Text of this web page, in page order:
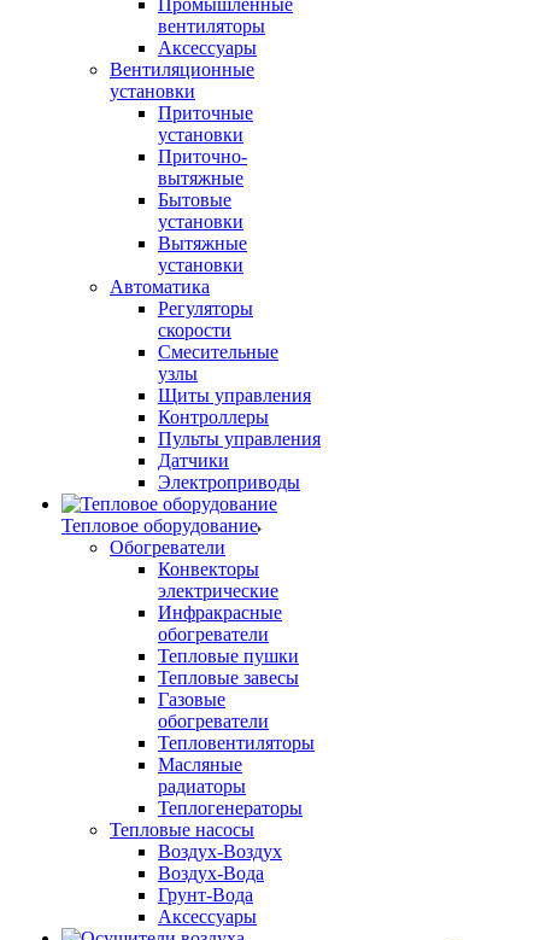
Промышленные
вентиляторы
Аксессуары
Вентиляционные
установки
Приточные
установки
Приточно-
вытяжные
Бытовые
установки
Вытяжные
установки
Автоматика
Регуляторы
скорости
Смесительные
узлы
Щиты управления
Контроллеры
Пульты управления
Датчики
Электроприводы
Тепловое оборудование
Обогреватели
Конвекторы
электрические
Инфракрасные
обогреватели
Тепловые пушки
Тепловые завесы
Газовые
обогреватели
Тепловентиляторы
Масляные
радиаторы
Теплогенераторы
Тепловые насосы
Воздух-Воздух
Воздух-Вода
Грунт-Вода
Аксессуары